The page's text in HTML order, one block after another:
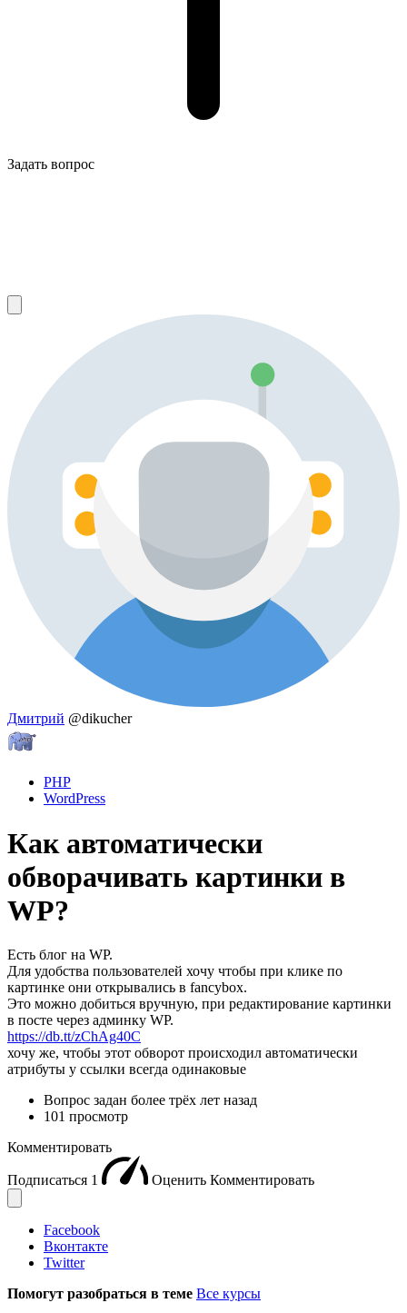
Задать вопрос
Дмитрий @dikucher
PHP
WordPress
Как автоматически
обворачивать картинки в
WP?
Есть блог на WP.
Для удобства пользователей хочу чтобы при клике по
картинке они открывались в fancybox.
Это можно добиться вручную, при редактирование картинки
в посте через админку WP.
https://db.tt/zChAg40C
хочу же, чтобы этот обворот происходил автоматически
атрибуты у ссылки всегда одинаковые
Вопрос задан более трёх лет назад
101 просмотр
Комментировать
Подписаться 1 Оценить Комментировать
Facebook
Вконтакте
Twitter
Помогут разобраться в теме Все курсы